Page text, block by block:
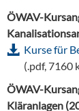
ÖWAV-
Kurse für
(.pdf, 7160
ÖWAV-
Kläranlagen